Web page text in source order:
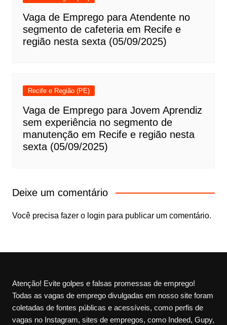
Vaga de Emprego para Atendente no
segmento de cafeteria em Recife e
região nesta sexta (05/09/2025)
Recife e Região (PE)
Vaga de Emprego para Jovem Aprendiz
sem experiência no segmento de
manutenção em Recife e região nesta
sexta (05/09/2025)
Deixe um comentário
Você precisa fazer o login para publicar um comentário.
Atenção! Evite golpes e falsas promessas de emprego!
Todas as vagas de emprego divulgadas em nosso site foram
coletadas de fontes públicas e acessíveis, como perfis de
vagas no Instagram, sites de empregos, como Indeed, Gupy,